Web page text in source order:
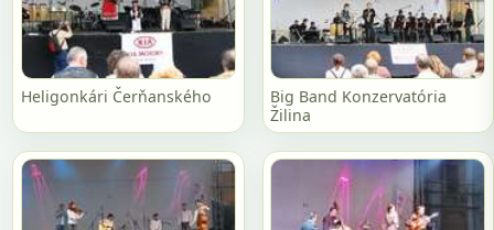
Heligonkári Čerňanského
Big Band Konzervatória
Žilina